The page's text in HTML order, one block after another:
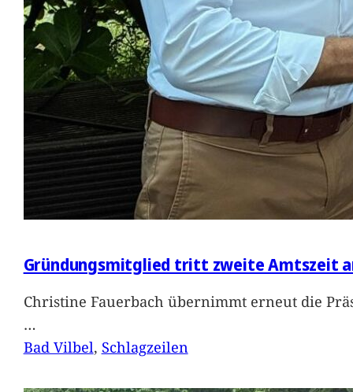
Gründungsmitglied tritt zweite Amtszeit
Christine Fauerbach übernimmt erneut die
…
Bad Vilbel, Schlagzeilen